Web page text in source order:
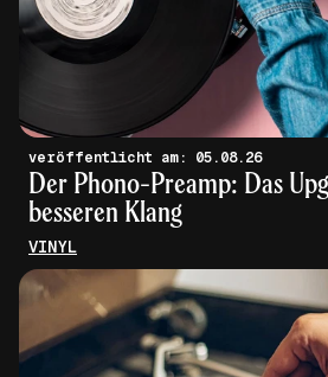
veröffentlicht am: 05.08.26
Der Phono-Preamp: Das
besseren Klang
VINYL